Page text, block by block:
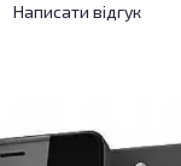
Написати відгук